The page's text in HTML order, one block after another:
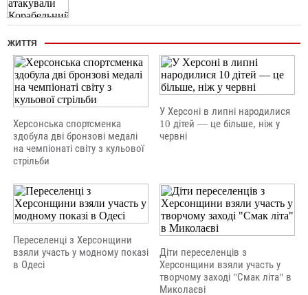
ЖИТТЯ
Херсонська спортсменка
здобула дві бронзові медалі
на чемпіонаті світу з кульової
стрільби
У Херсоні в липні народилися
10 дітей — це більше, ніж у
червні
Переселенці з Херсонщини
взяли участь у модному показі
в Одесі
Діти переселенців з
Херсонщини взяли участь у
творчому заході "Смак літа" в
Миколаєві